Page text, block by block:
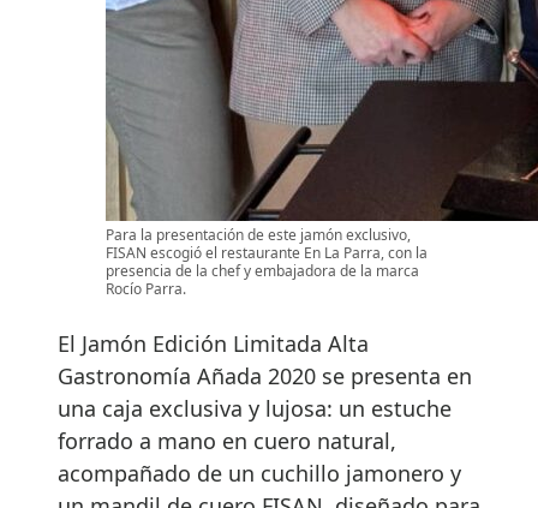
Para la presentación de este jamón exclusivo,
FISAN escogió el restaurante En La Parra, con la
presencia de la chef y embajadora de la marca
Rocío Parra.
El Jamón Edición Limitada Alta
Gastronomía Añada 2020 se presenta en
una caja exclusiva y lujosa: un estuche
forrado a mano en cuero natural,
acompañado de un cuchillo jamonero y